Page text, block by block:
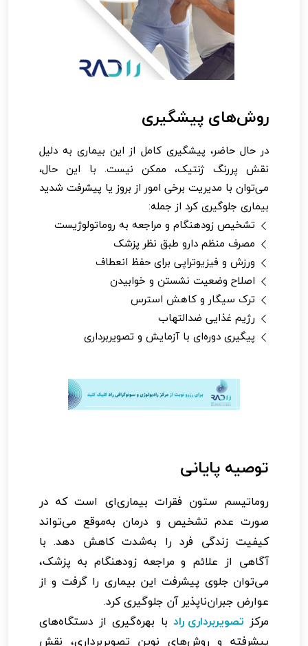
روش‌های پیشگیری
در حال حاضر، پیشگیری کامل از این بیماری به دلیل
نقش پررنگ ژنتیک، ممکن نیست. با این حال،
می‌توان با مدیریت برخی امور از بروز یا پیشرفت شدید
بیماری جلوگیری کرد از جمله:
تشخیص زودهنگام و مراجعه به روماتولوژیست
مصرف منظم دارو طبق نظر پزشک
ورزش و فیزیوتراپی برای حفظ انعطاف
اصلاح وضعیت نشستن و خوابیدن
ترک سیگار و کاهش استرس
رژیم غذایی ضدالتهاب
پیگیری دوره‌ای با آزمایش و تصویربرداری
توصیه پایانی
روماتیسم ستون فقرات بیماری‌ای است که در
صورت عدم تشخیص و درمان به‌موقع می‌تواند
کیفیت زندگی فرد را به‌شدت کاهش دهد. با
آگاهی از علائم و مراجعه زودهنگام به پزشک،
می‌توان جلوی پیشرفت این بیماری را گرفت و از
عوارض جبران‌ناپذیر آن جلوگیری کرد.
مرکز تصویربرداری راد با بهره‌گیری از دستگاه‌های
پیشرفته و روش‌های نوین تصویربرداری، نقش